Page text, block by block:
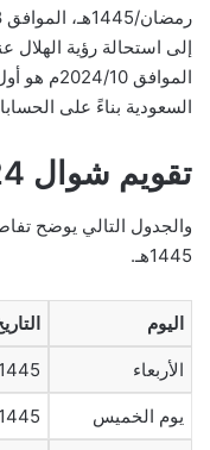
إلى استحالة رؤية الهلال
الموافق
السعودية بناءً على
تقويم شوال 2024
1445هـ.
اليوم
الأربعاء
يوم الخميس